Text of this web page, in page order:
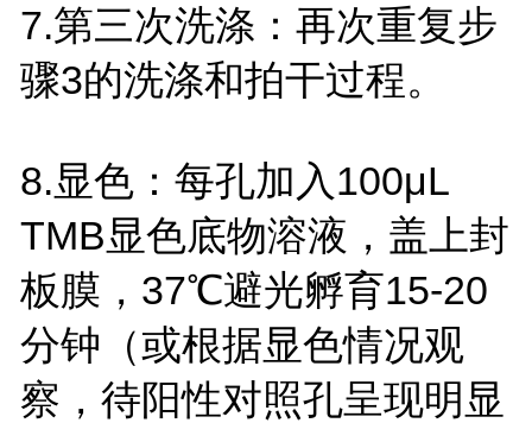
7.第三次洗涤：再次重复步
骤3的洗涤和拍干过程。
8.显色：每孔加入 100μL
TMB显色底物溶液，盖上封
板膜， 37℃避光孵育15-20
分钟（或根据显色情况观
察，待阳性对照孔呈现明显